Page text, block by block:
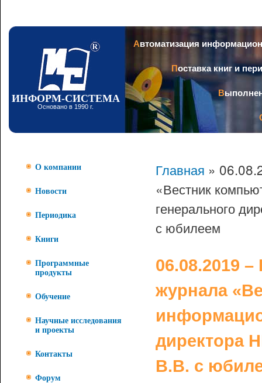
ИНФОРМ-СИСТЕМА
Основано в 1990 г.
Автоматизация
Поставка книг и
О компании
Новости
Периодика
Книги
Программные
продукты
Обучение
Научные исследования
и проекты
Контакты
Форум
Главная »
«Вестник
генерального
с юбилеем
06.08.2019
журнала
директора
В.В. с